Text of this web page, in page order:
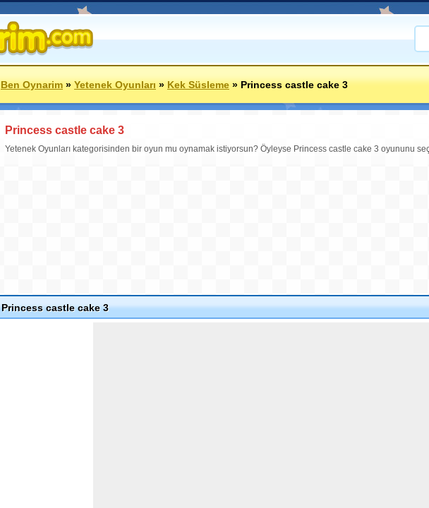
Ben Oynarim»Yetenek Oyunları»Kek Süsleme»Princess castle cake 3
Princess castle cake 3
Yetenek Oyunları kategorisinden bir oyun mu oynamak istiyorsun? Öyleyse Princess castle cake 3 oyununu
Princess castle cake 3